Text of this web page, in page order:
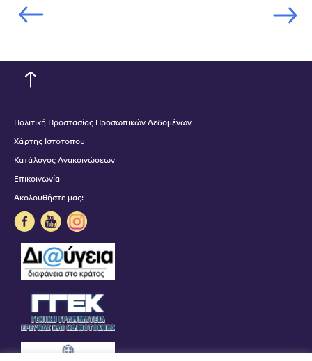
Πολιτική Προστασίας Προσωπικών Δεδομένων
Χάρτης Ιστότοπου
Κατάλογος Ανακοινώσεων
Επικοινωνία
Ακολουθήστε μας: